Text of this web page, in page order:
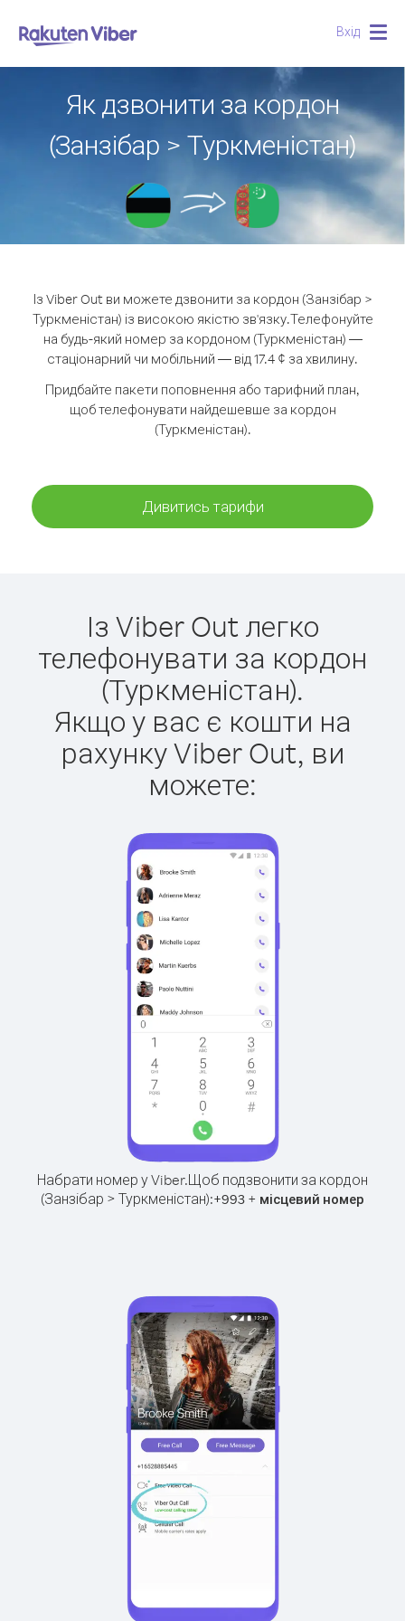
Вхід
Як дзвонити за кордон
(Занзібар > Туркменістан)
Із Viber Out ви можете дзвонити за кордон (Занзібар >
Туркменістан) із високою якістю зв'язку.Телефонуйте
на будь-який номер за кордоном (Туркменістан) —
стаціонарний чи мобільний — від 17.4 ¢ за хвилину.
Придбайте пакети поповнення або тарифний план,
щоб телефонувати найдешевше за кордон
(Туркменістан).
Дивитись тарифи
Із Viber Out легко
телефонувати за кордон
(Туркменістан).
Якщо у вас є кошти на
рахунку Viber Out, ви
можете:
Набрати номер у Viber.Щоб подзвонити за кордон
(Занзібар > Туркменістан):+993 + місцевий номер